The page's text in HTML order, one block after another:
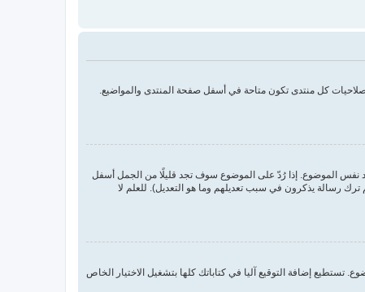
كل منتدى تكون متاحة في أسفل صفحة المنتدى والمواضيع.
نفس الموضوع. إذا رُدّ على الموضوع سوف تجد قليلًا من الجمل أسفل
رسالة يذكرون في سبب تعديلهم وما هو التعديل). للعلم لا
تستطيع إضافة التوقيع آليا في كتاباتك كلها بتشغيل الاختيار الخاص